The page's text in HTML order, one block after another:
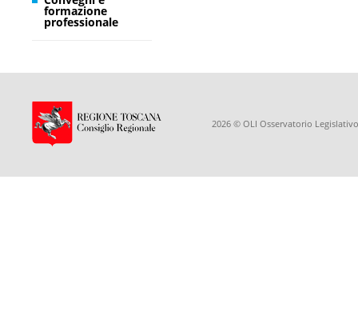
formazione
professionale
2026 © OLI Osservatorio